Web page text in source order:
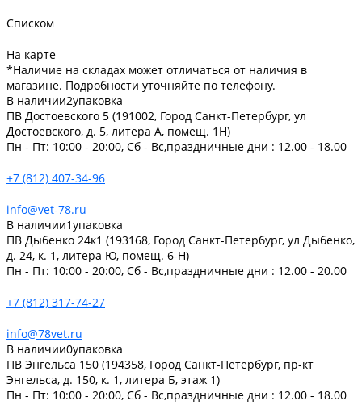
Списком
На карте
*Наличие на складах может отличаться от наличия в
магазине. Подробности уточняйте по телефону.
В наличии2упаковка
ПВ Достоевского 5 (191002, Город Санкт-Петербург, ул
Достоевского, д. 5, литера А, помещ. 1Н)
Пн - Пт: 10:00 - 20:00, Сб - Вс,праздничные дни : 12.00 - 18.00
+7 (812) 407-34-96
info@vet-78.ru
В наличии1упаковка
ПВ Дыбенко 24к1 (193168, Город Санкт-Петербург, ул Дыбенко,
д. 24, к. 1, литера Ю, помещ. 6-Н)
Пн - Пт: 10:00 - 20:00, Сб - Вс,праздничные дни : 12.00 - 20.00
+7 (812) 317-74-27
info@78vet.ru
В наличии0упаковка
ПВ Энгельса 150 (194358, Город Санкт-Петербург, пр-кт
Энгельса, д. 150, к. 1, литера Б, этаж 1)
Пн - Пт: 10:00 - 20:00, Сб - Вс,праздничные дни : 12.00 - 18.00